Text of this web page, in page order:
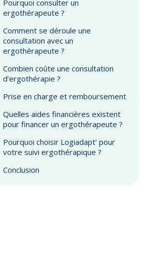
Pourquoi consulter un
ergothérapeute ?
Comment se déroule une
consultation avec un
ergothérapeute ?
Combien coûte une consultation
d’ergothérapie ?
Prise en charge et remboursement
Quelles aides financières existent
pour financer un ergothérapeute ?
Pourquoi choisir Logiadapt’ pour
votre suivi ergothérapique ?
Conclusion